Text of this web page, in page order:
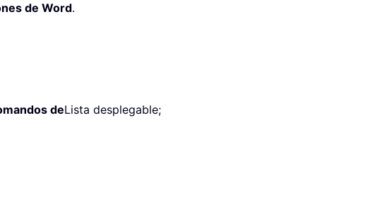
de Word.
deLista desplegable;